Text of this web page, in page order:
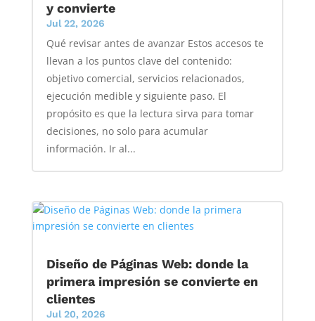
y convierte
Jul 22, 2026
Qué revisar antes de avanzar Estos accesos te
llevan a los puntos clave del contenido:
objetivo comercial, servicios relacionados,
ejecución medible y siguiente paso. El
propósito es que la lectura sirva para tomar
decisiones, no solo para acumular
información. Ir al...
Diseño de Páginas Web: donde la
primera impresión se convierte en
clientes
Jul 20, 2026